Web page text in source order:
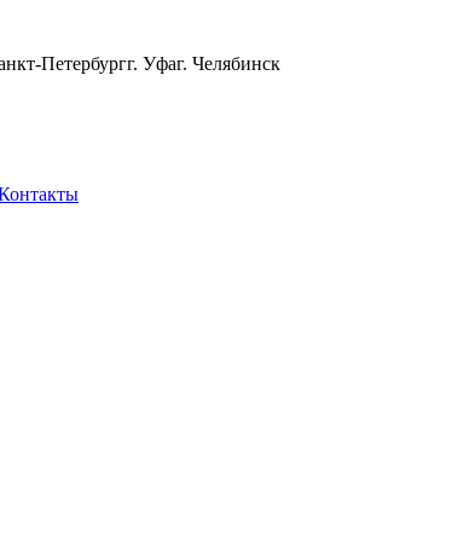
Петербургг. Уфаг. Челябинск